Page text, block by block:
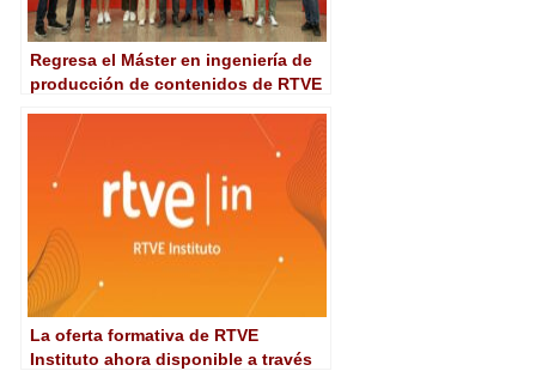
Regresa el Máster en ingeniería de
producción de contenidos de RTVE
La oferta formativa de RTVE
Instituto ahora disponible a través